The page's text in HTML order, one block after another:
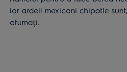
iar ardeii mexicani chipotle
afumați.